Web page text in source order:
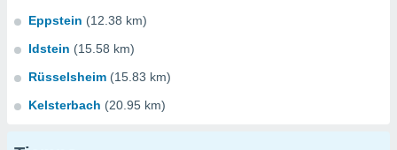
Eppstein (12.38 km)
Idstein (15.58 km)
Rüsselsheim (15.83 km)
Kelsterbach (20.95 km)